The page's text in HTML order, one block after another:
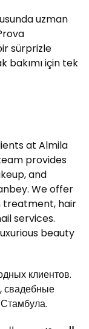
uzman
sürprizle
bakımı için tek
at Almila
provides
and
We offer
treatment, hair
services.
beauty
клиентов.
свадебные